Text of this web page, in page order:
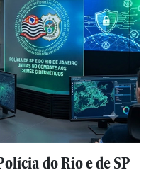
do Rio e de SP